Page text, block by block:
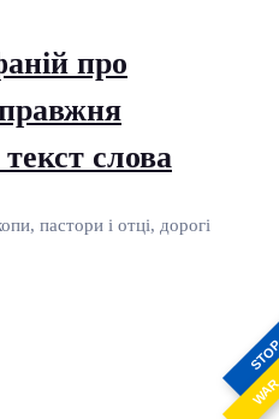
про
слова
пастори і отці, дорогі